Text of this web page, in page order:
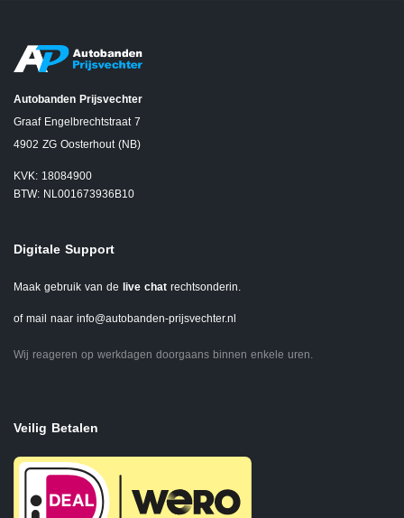
Autobanden Prijsvechter
Graaf Engelbrechtstraat 7
4902 ZG Oosterhout (NB)
KVK: 18084900
BTW: NL001673936B10
Digitale Support
Maak gebruik van de live chat rechtsonderin.
of mail naar info@autobanden-prijsvechter.nl
Wij reageren op werkdagen doorgaans binnen enkele uren.
Veilig Betalen